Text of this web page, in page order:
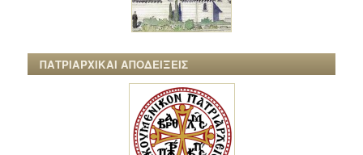
ΠΑΤΡΙΑΡΧΙΚΑΙ ΑΠΟΔΕΙΞΕΙΣ